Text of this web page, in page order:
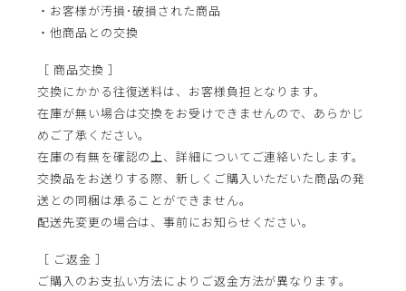
・お客様が汚損･破損された商品
・他商品との交換
［ 商品交換 ］
交換にかかる往復送料は、お客様負担となります。
在庫が無い場合は交換をお受けできませんので、あらかじ
めご了承ください。
在庫の有無を確認の上、詳細についてご連絡いたします。
交換品をお送りする際、新しくご購入いただいた商品の発
送との同梱は承ることができません。
配送先変更の場合は、事前にお知らせください。
［ ご返金 ］
ご購入のお支払い方法によりご返金方法が異なります。